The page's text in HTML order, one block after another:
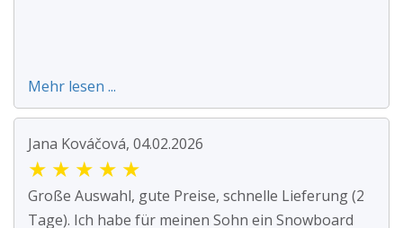
Mehr lesen ...
Jana Kováčová, 04.02.2026
★ ★ ★ ★ ★
Große Auswahl, gute Preise, schnelle Lieferung (2
Tage). Ich habe für meinen Sohn ein Snowboard